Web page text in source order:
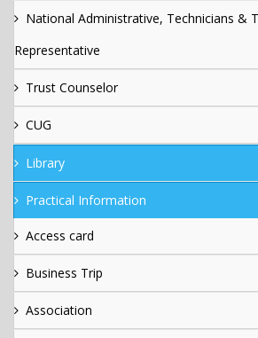
National Administrative, Technicians &
Representative
Trust Counselor
CUG
Library
Practical Information
Access card
Business Trip
Association